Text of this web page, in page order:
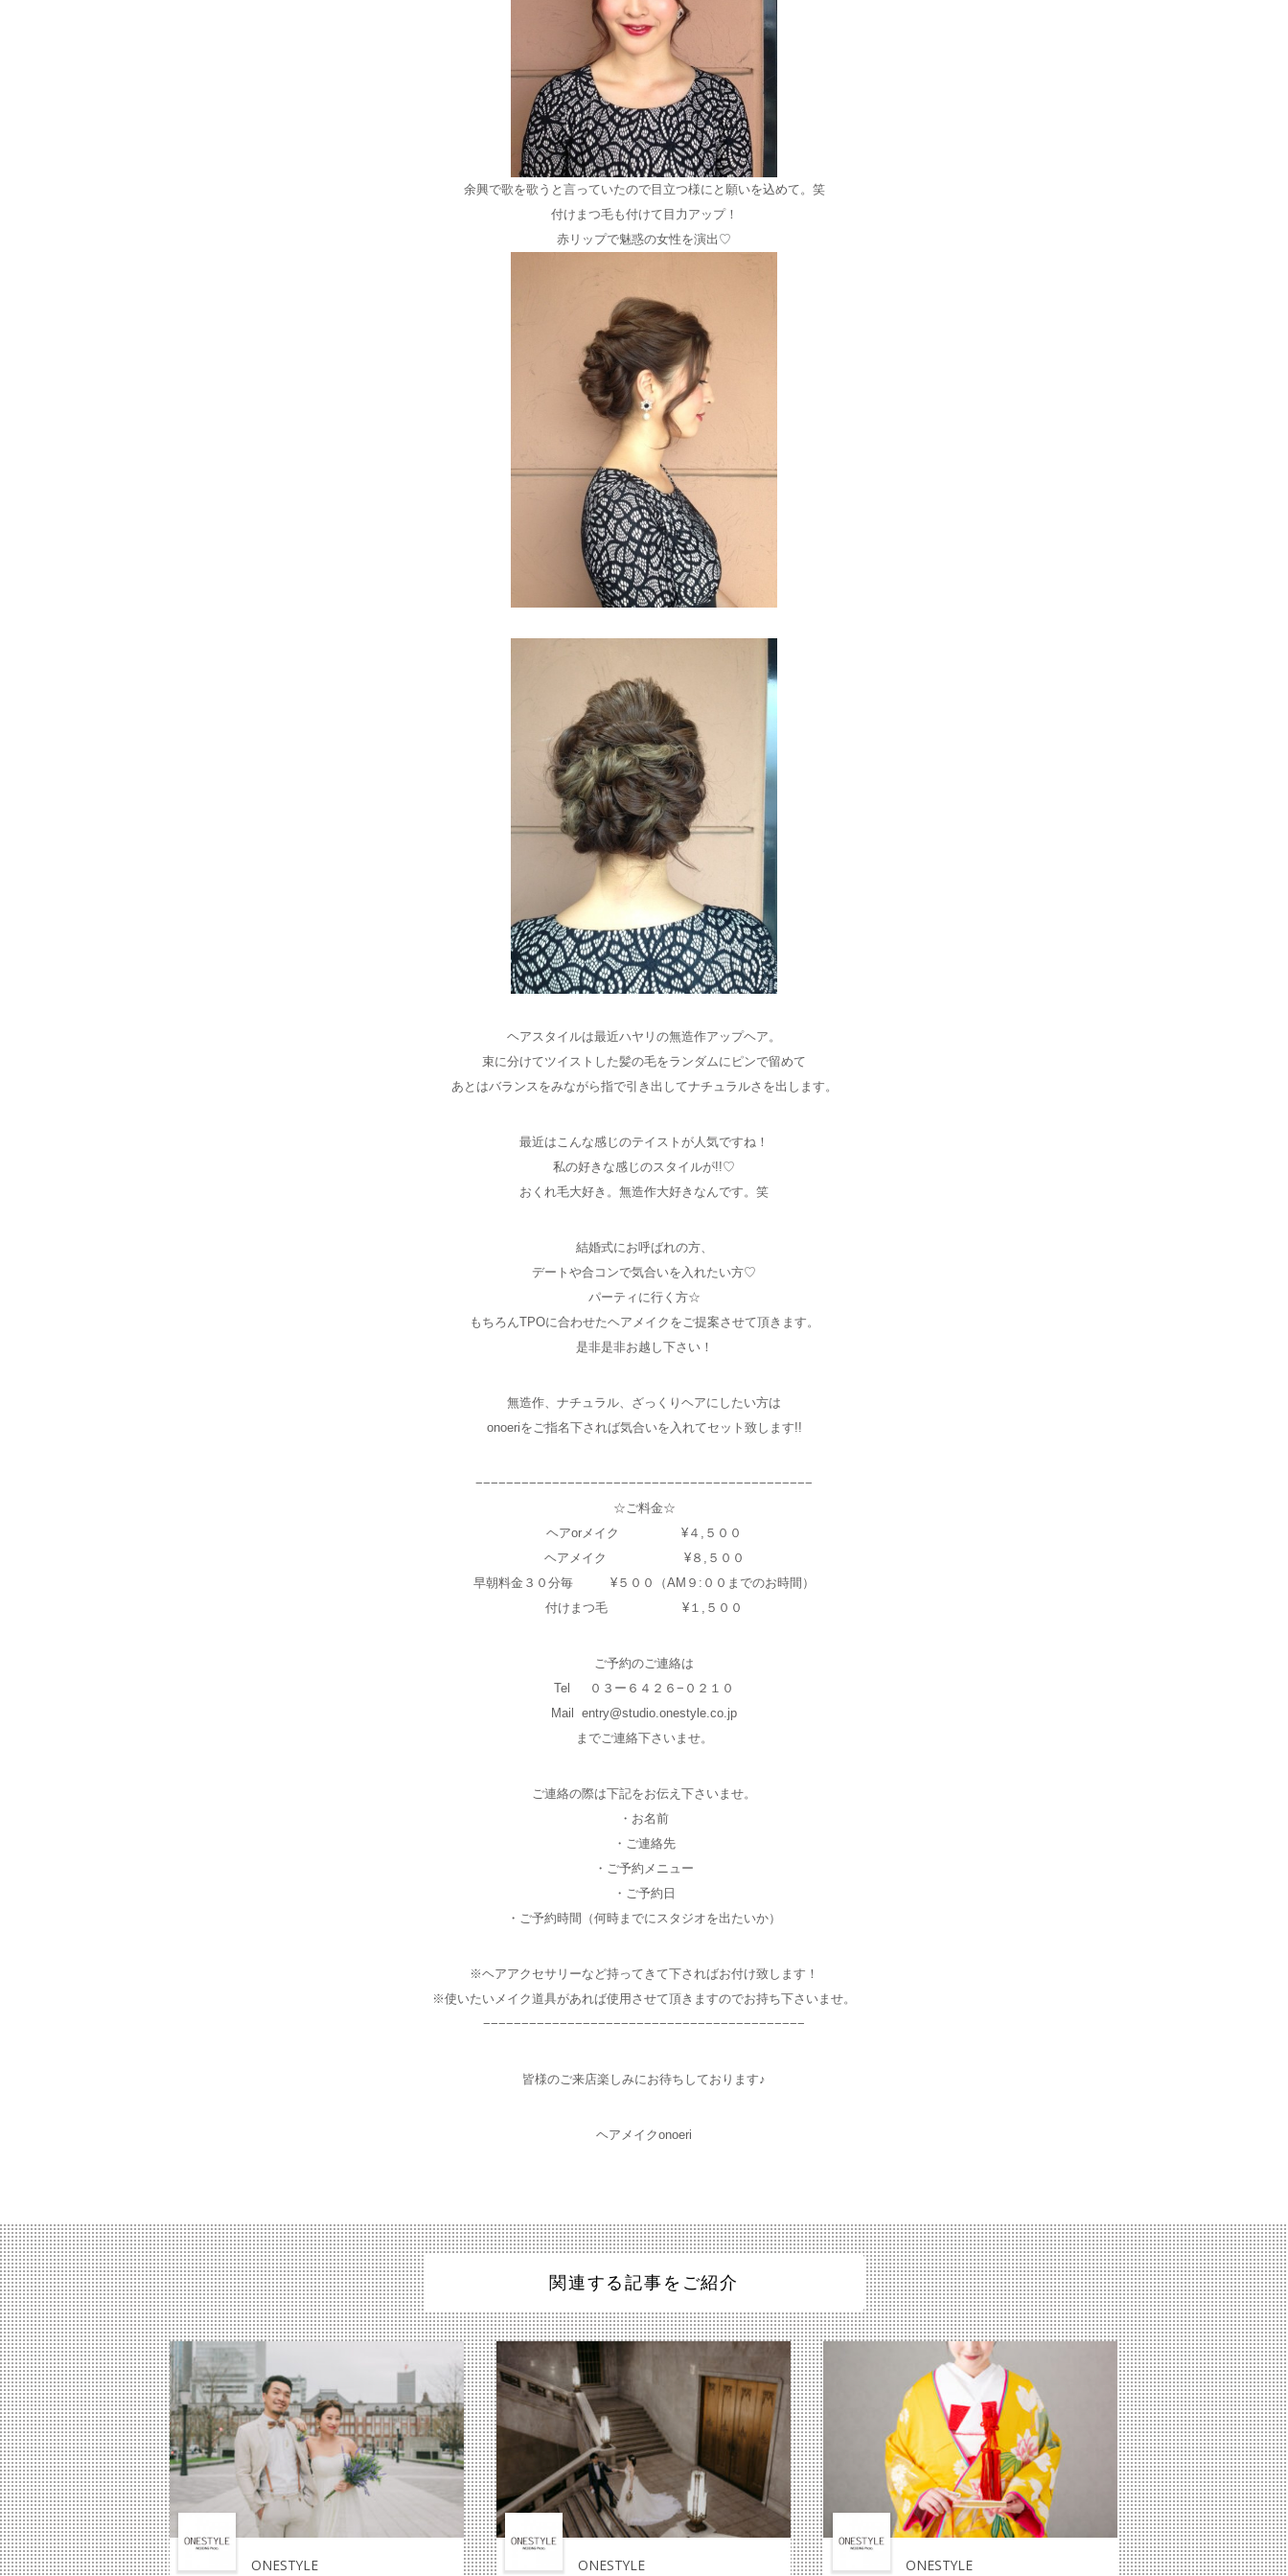
余興で歌を歌うと言っていたので目立つ様にと願いを込めて。笑
付けまつ毛も付けて目力アップ！
赤リップで魅惑の女性を演出♡
ヘアスタイルは最近ハヤリの無造作アップヘア。
束に分けてツイストした髪の毛をランダムにピンで留めて
あとはバランスをみながら指で引き出してナチュラルさを出します。
最近はこんな感じのテイストが人気ですね！
私の好きな感じのスタイルが!!♡
おくれ毛大好き。無造作大好きなんです。笑
結婚式にお呼ばれの方、
デートや合コンで気合いを入れたい方♡
パーティに行く方☆
もちろんTPOに合わせたヘアメイクをご提案させて頂きます。
是非是非お越し下さい！
無造作、ナチュラル、ざっくりヘアにしたい方は
onoeriをご指名下されば気合いを入れてセット致します!!
−−−−−−−−−−−−−−−−−−−−−−−−−−−−−−−−−−−−−−−−−−−−
☆ご料金☆
ヘアorメイク ¥４,５００
ヘアメイク ¥８,５００
早朝料金３０分毎 ¥５００（AM９:００までのお時間）
付けまつ毛 ¥１,５００
ご予約のご連絡は
Tel ０３ー６４２６−０２１０
Mail entry@studio.onestyle.co.jp
までご連絡下さいませ。
ご連絡の際は下記をお伝え下さいませ。
・お名前
・ご連絡先
・ご予約メニュー
・ご予約日
・ご予約時間（何時までにスタジオを出たいか）
※ヘアアクセサリーなど持ってきて下さればお付け致します！
※使いたいメイク道具があれば使用させて頂きますのでお持ち下さいませ。
−−−−−−−−−−−−−−−−−−−−−−−−−−−−−−−−−−−−−−−−−−
皆様のご来店楽しみにお待ちしております♪
ヘアメイクonoeri
関連する記事をご紹介
ONESTYLE ONESTYLE ONESTYLE